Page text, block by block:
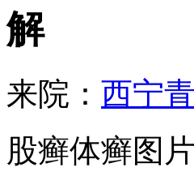
解
来院： 西宁
股癣体癣图